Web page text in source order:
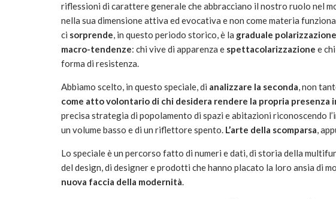
riflessioni di carattere generale che abbracciano il nostro ruolo nel
nella sua dimensione attiva ed evocativa e non come materia
ci sorprende, in questo periodo storico, è la graduale polarizzazione
macro-tendenze: chi vive di apparenza e spettacolarizzazione e
forma di resistenza.
Abbiamo scelto, in questo speciale, di analizzare la seconda, non
come atto volontario di chi desidera rendere la propria presenza
precisa strategia di popolamento di spazi e abitazioni riconoscendo
un volume basso e di un riflettore spento. L’arte della scomparsa,
Lo speciale è un percorso fatto di numeri e dati, di storia della
del design, di designer e prodotti che hanno placato la loro ansia di
nuova faccia della modernità.